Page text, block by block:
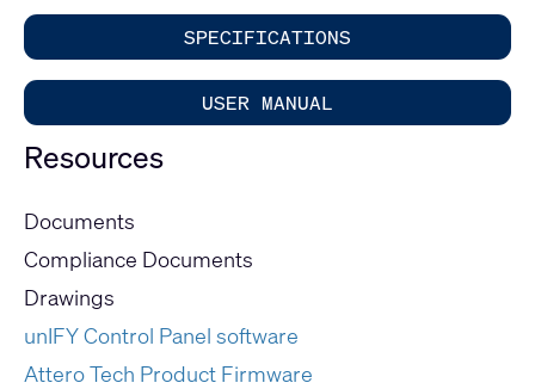
SPECIFICATIONS
USER MANUAL
Resources
Documents
Compliance Documents
Drawings
unIFY Control Panel software
Attero Tech Product Firmware